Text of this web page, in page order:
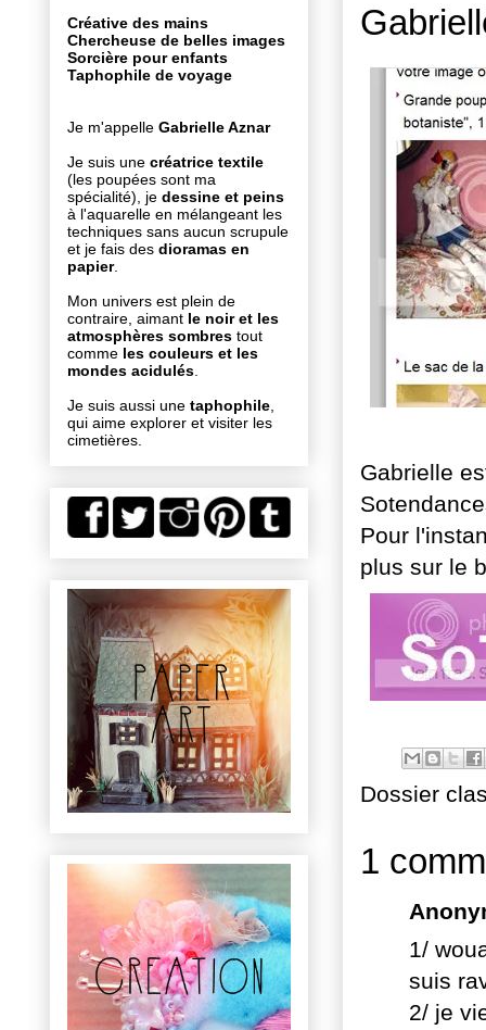
Gabrielle
Pour
plus sur le
Dossier
1
1/
suis
2/ je
Créative des mains
Chercheuse de belles images
Sorcière pour enfants
Taphophile de voyage
Je m'appelle Gabrielle Aznar
Je suis une créatrice textile
(les poupées sont ma
spécialité), je dessine et peins
à l'aquarelle en mélangeant les
techniques sans aucun scrupule
et je fais des dioramas en
papier.
Mon univers est plein de
contraire, aimant le noir et les
atmosphères sombres tout
comme les couleurs et les
mondes acidulés
Je suis aussi une taphophile
qui aime explorer et visiter les
cimetières.